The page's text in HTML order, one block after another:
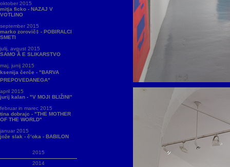
oktober 2015
mitja ficko - NAZAJ V
VOTLINO
september 2015
marko zorovič‡ - POBIRALCI
SMETI
julij, avgust 2015
SAMO Å E SLIKARSTVO
maj, junij 2015
ksenija čerče - "BARVA
PREPOVEDANEGA"
april 2015
jurij kalan - "V MOJI BLIŽINI"
februar in marec 2015
tina dobrajc - "THE MOTHER
OF THE WORLD"
januar 2015
jože slak - č‘oka - BABILON
2015
2014